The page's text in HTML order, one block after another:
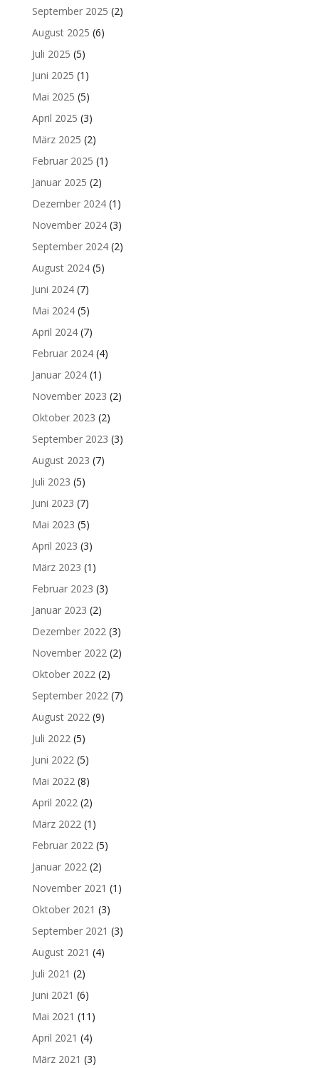
September 2025 (2)
August 2025 (6)
Juli 2025 (5)
Juni 2025 (1)
Mai 2025 (5)
April 2025 (3)
März 2025 (2)
Februar 2025 (1)
Januar 2025 (2)
Dezember 2024(1)
November 2024(3)
September 2024(2)
August 2024(5)
Juni 2024(7)
Mai 2024(5)
April 2024(7)
Februar 2024(4)
Januar 2024(1)
November 2023 (2)
Oktober 2023 (2)
September 2023 (3)
August 2023 (7)
Juli 2023 (5)
Juni 2023 (7)
Mai 2023 (5)
April 2023 (3)
März 2023 (1)
Februar 2023 (3)
Januar 2023 (2)
Dezember 2022 (3)
November 2022 (2)
Oktober 2022 (2)
September 2022 (7)
August 2022 (9)
Juli 2022 (5)
Juni 2022 (5)
Mai 2022 (8)
April 2022 (2)
März 2022 (1)
Februar 2022 (5)
Januar 2022 (2)
November 2021 (1)
Oktober 2021 (3)
September 2021 (3)
August 2021 (4)
Juli 2021 (2)
Juni 2021 (6)
Mai 2021 (11)
April 2021 (4)
März 2021 (3)